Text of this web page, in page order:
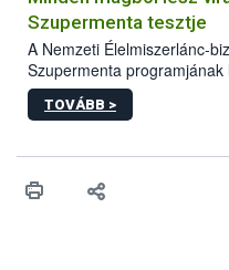
Szupermenta tesztje
A Nemzeti Élelmiszerlánc-
Szupermenta
körömvirág-vetőmagokra
szakemberek 16
meg a jogszabályi
felügyelők mind a négy
TOVÁBB >